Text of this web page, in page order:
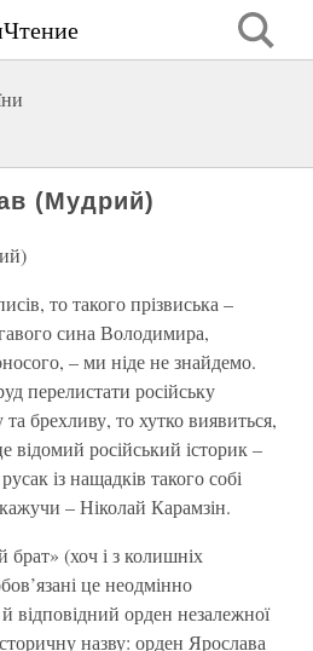
(Мудрий)
то такого прізвиська –
сина Володимира,
– ми ніде не знайдемо.
перелистати російську
та брехливу, то хутко виявиться,
російський історик –
із нащадків такого собі
– Ніколай Карамзін.
брат» (хоч і з колишніх
це неодмінно
відповідний орден незалежної
назву: орден Ярослава